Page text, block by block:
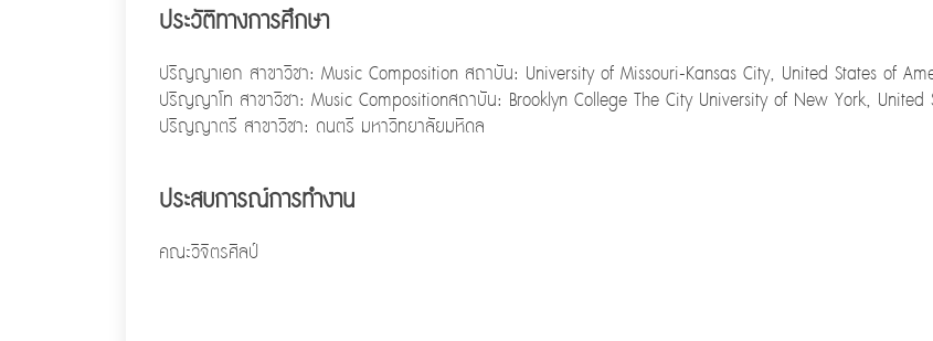
ประวัติทางการศึกษา
ปริญญาเอก สาขาวิชา: Music Composition สถาบัน: University of Missouri-Kansas City, United States of
ปริญญาโท สาขาวิชา: Music Compositionสถาบัน: Brooklyn College The City University of New York, United
ปริญญาตรี สาขาวิชา: ดนตรี มหาวิทยาลัยมหิดล
ประสบการณ์การทำงาน
คณะวิจิตรศิลป์